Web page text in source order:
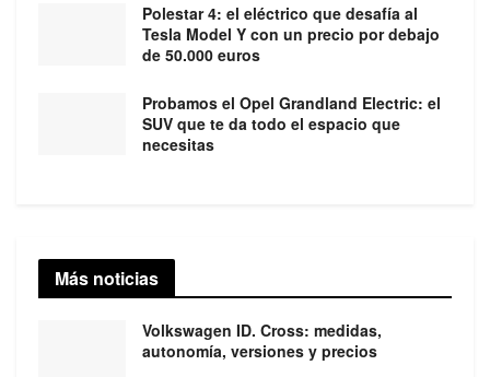
Polestar 4: el eléctrico que desafía al
Tesla Model Y con un precio por debajo
de 50.000 euros
Probamos el Opel Grandland Electric: el
SUV que te da todo el espacio que
necesitas
Más noticias
Volkswagen ID. Cross: medidas,
autonomía, versiones y precios